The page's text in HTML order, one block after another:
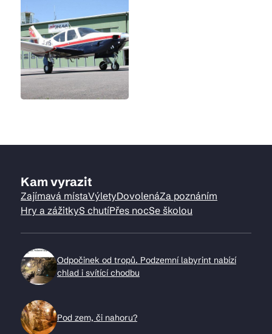
Kam vyrazit
Zajímavá místaVýletyDovolenáZa poznáním
Hry a zážitkyS chutíPřes nocSe školou
Odpočinek od tropů. Podzemní labyrint nabízí
chlad i svítící chodbu
Pod zem, či nahoru?